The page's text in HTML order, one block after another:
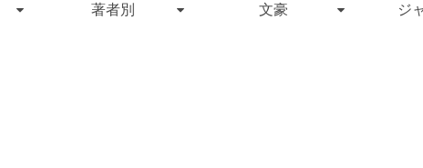
著者別 文豪 ジ